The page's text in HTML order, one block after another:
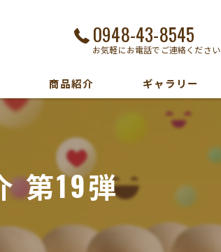
0948-43-8545
お気軽にお電話でご連絡ください
商品紹介 ギャラリー
第19弾